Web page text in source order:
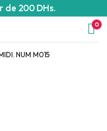
200 DHs.
0
NUM M015